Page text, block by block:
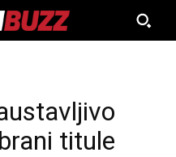
titule